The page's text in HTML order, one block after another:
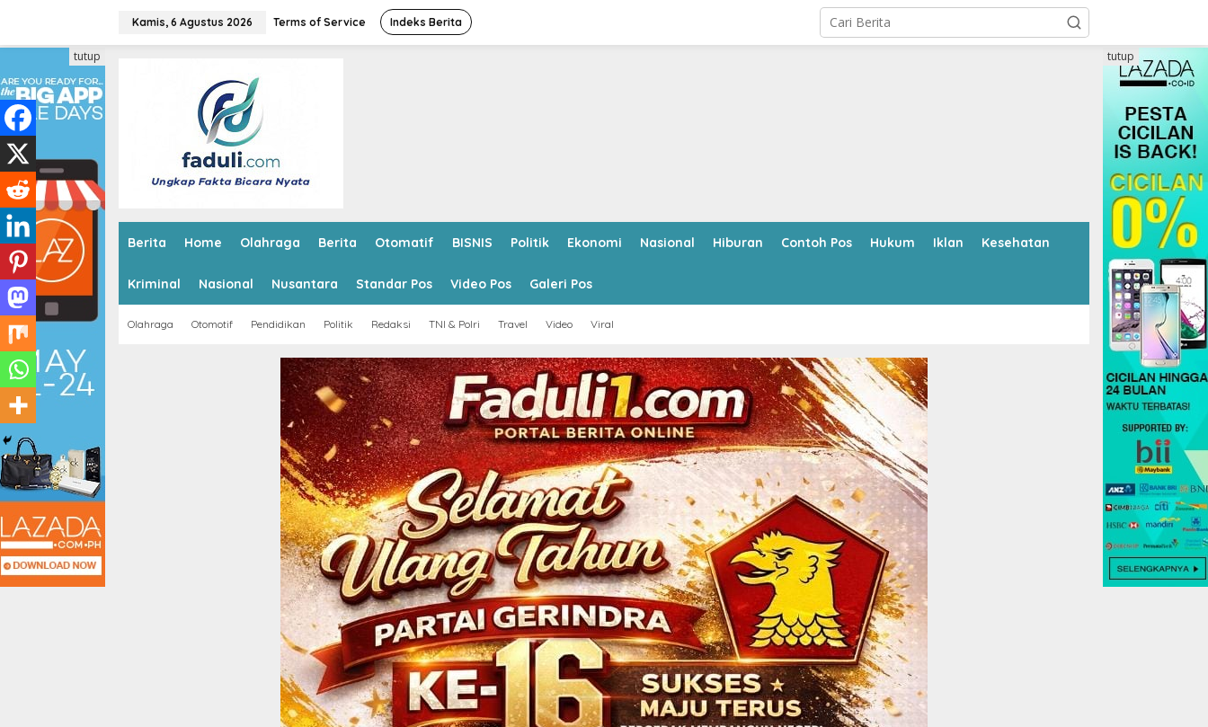
i
k
e
k
n
n
Kamis, 6 Agustus 2026 Terms of Service Indeks Berita
Berita Home Olahraga Berita Otomatif BISNIS Politik Ekonomi Nasional Hiburan Contoh Pos Hukum Iklan Kesehatan
Kriminal Nasional Nusantara Standar Pos Video Pos Galeri Pos
Olahraga Otomotif Pendidikan Politik Redaksi TNI & Polri Travel Video Viral
tutup tutup